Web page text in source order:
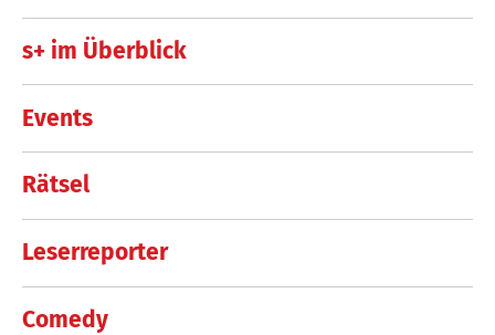
s+ im Überblick
Events
Rätsel
Leserreporter
Comedy